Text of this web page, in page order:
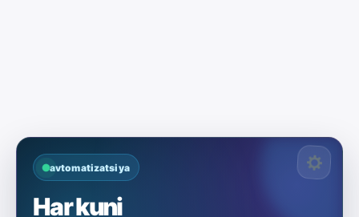
avtomatizatsiya
Har kuni